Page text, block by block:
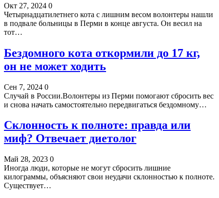
Окт 27, 2024 0
Четырнадцатилетнего кота с лишним весом волонтеры нашли
в подвале больницы в Перми в конце августа. Он весил на
тот…
Бездомного кота откормили до 17 кг,
он не может ходить
Сен 7, 2024 0
Случай в России.Волонтеры из Перми помогают сбросить вес
и снова начать самостоятельно передвигаться бездомному…
Склонность к полноте: правда или
миф? Отвечает диетолог
Май 28, 2023 0
Иногда люди, которые не могут сбросить лишние
килограммы, объясняют свои неудачи склонностью к полноте.
Существует…